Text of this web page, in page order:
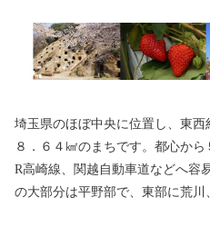
埼玉県のほぼ中央に位置し、東西
８．６４㎢のまちです。都心か
R高崎線、関越自動車道などへ容
の大部分は平野部で、東部に荒川